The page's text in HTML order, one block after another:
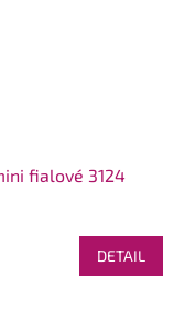
fialové 3124
DETAIL